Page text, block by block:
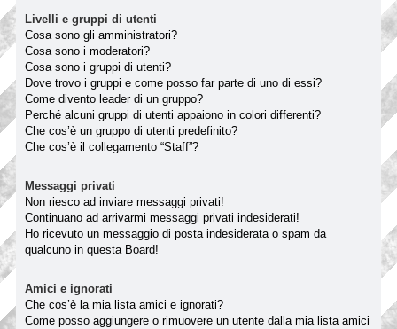
Livelli e gruppi di utenti
Cosa sono gli amministratori?
Cosa sono i moderatori?
Cosa sono i gruppi di utenti?
Dove trovo i gruppi e come posso far parte di uno di essi?
Come divento leader di un gruppo?
Perché alcuni gruppi di utenti appaiono in colori differenti?
Che cos’è un gruppo di utenti predefinito?
Che cos’è il collegamento “Staff”?
Messaggi privati
Non riesco ad inviare messaggi privati!
Continuano ad arrivarmi messaggi privati indesiderati!
Ho ricevuto un messaggio di posta indesiderata o spam da
qualcuno in questa Board!
Amici e ignorati
Che cos’è la mia lista amici e ignorati?
Come posso aggiungere o rimuovere un utente dalla mia lista amici